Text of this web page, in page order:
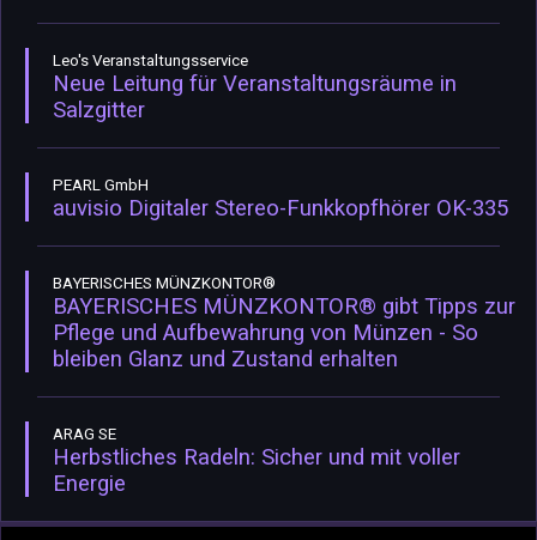
Leo's Veranstaltungsservice
Neue Leitung für Veranstaltungsräume in
Salzgitter
PEARL GmbH
auvisio Digitaler Stereo-Funkkopfhörer OK-335
BAYERISCHES MÜNZKONTOR®
BAYERISCHES MÜNZKONTOR® gibt Tipps zur
Pflege und Aufbewahrung von Münzen - So
bleiben Glanz und Zustand erhalten
ARAG SE
Herbstliches Radeln: Sicher und mit voller
Energie